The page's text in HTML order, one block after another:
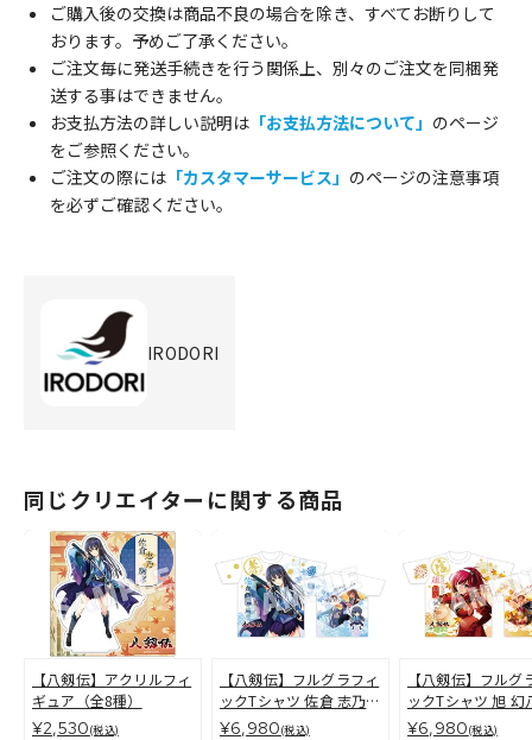
ご購入後の交換は商品不良の場合を除き、すべてお断りして
おります。予めご了承ください。
ご注文毎に発送手続きを行う関係上、別々のご注文を同梱発
送する事はできません。
お支払方法の詳しい説明は 「お支払方法について」 のページ
をご参照ください。
ご注文の際には 「カスタマーサービス」 のページの注意事項
を必ずご確認ください。
IRODORI
同じクリエイターに関する商品
【八剱伝】アクリルフィ
ギュア（全8種）
¥2,530(税込)
【八剱伝】フルグラフィ
ックTシャツ 佐倉 志乃
駒孝
¥6,980(税込)
【八剱伝】フルグ
ックTシャツ 旭 幻
千代
¥6,980(税込)